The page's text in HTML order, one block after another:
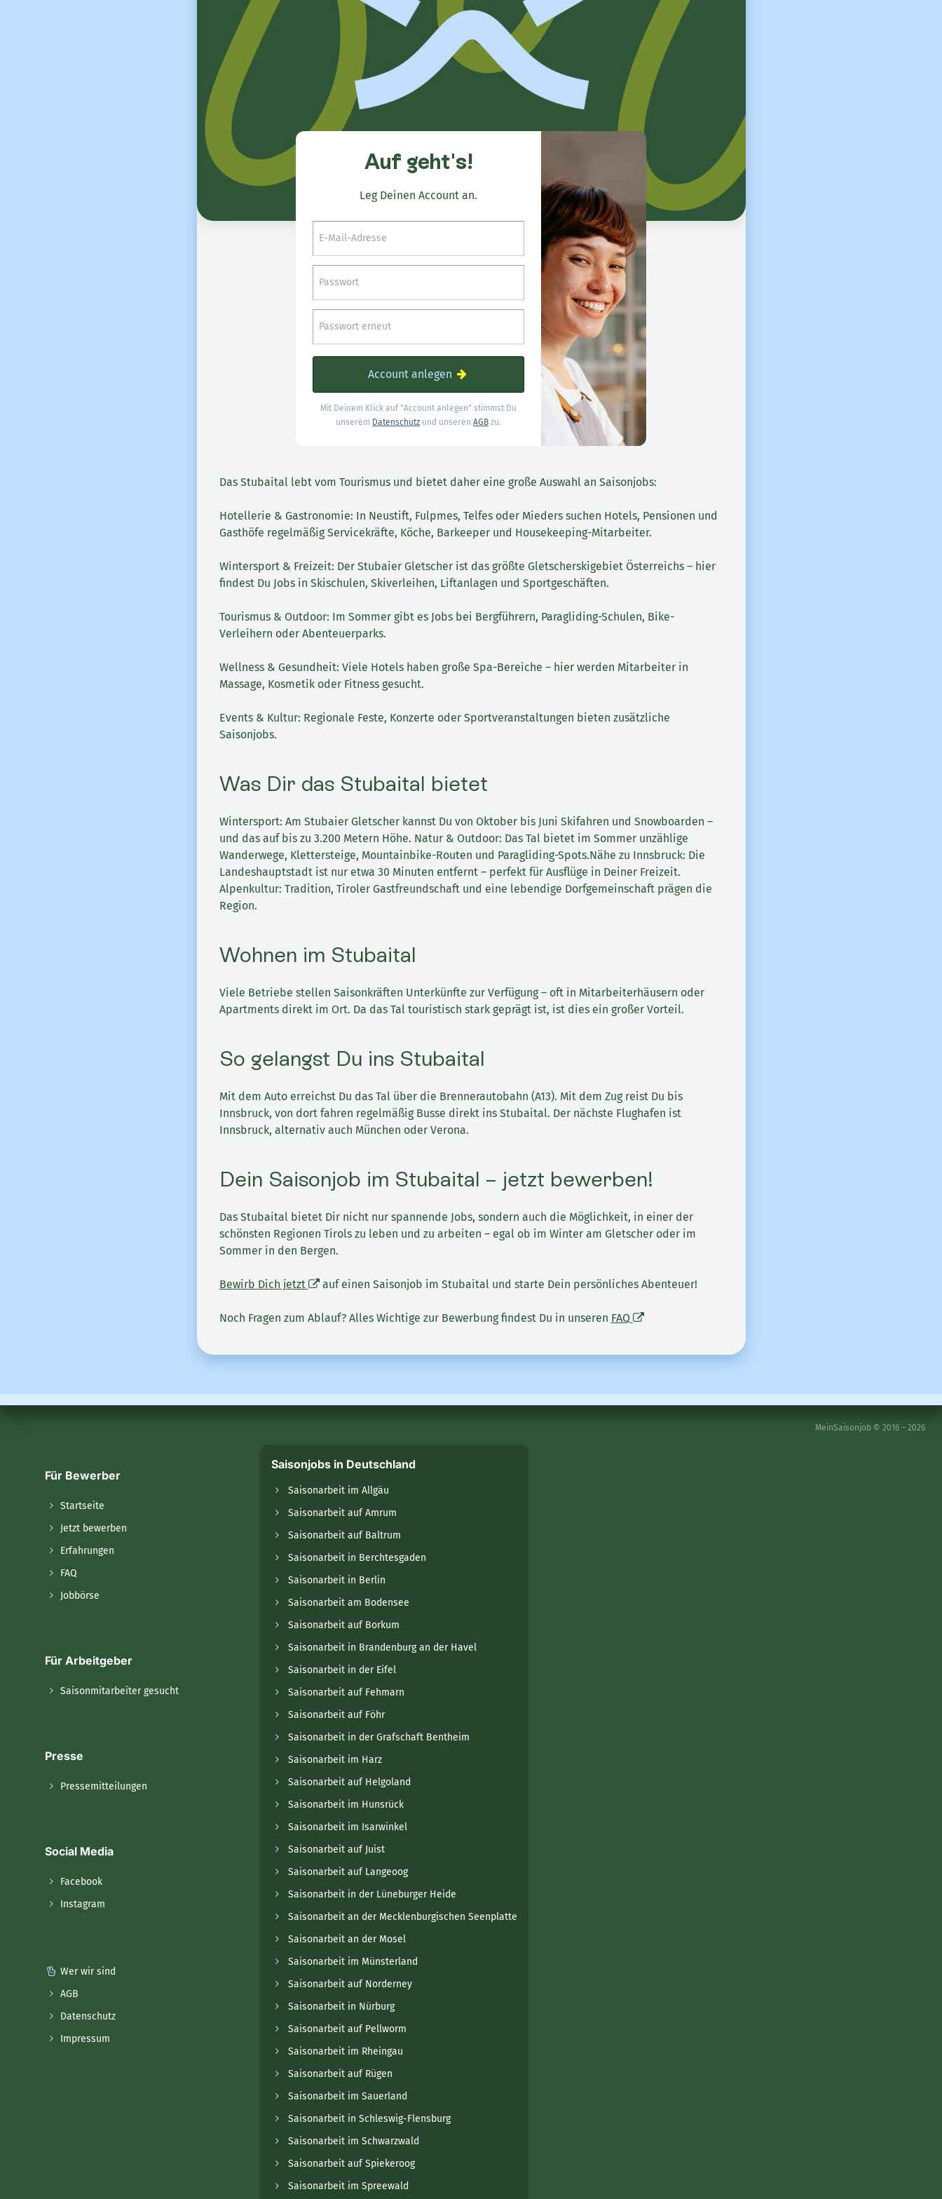
Auf geht's!
Leg Deinen Account an.
E-Mail-Adresse
Passwort
Passwort erneut
Account anlegen
Mit Deinem Klick auf "Account anlegen" stimmst Du
unserem Datenschutz und unseren AGB zu.
Das Stubaital lebt vom Tourismus und bietet daher eine große Auswahl an Saisonjobs:
Hotellerie & Gastronomie: In Neustift, Fulpmes, Telfes oder Mieders suchen Hotels, Pensionen und
Gasthöfe regelmäßig Servicekräfte, Köche, Barkeeper und Housekeeping-Mitarbeiter.
Wintersport & Freizeit: Der Stubaier Gletscher ist das größte Gletscherskigebiet Österreichs – hier
findest Du Jobs in Skischulen, Skiverleihen, Liftanlagen und Sportgeschäften.
Tourismus & Outdoor: Im Sommer gibt es Jobs bei Bergführern, Paragliding-Schulen, Bike-
Verleihern oder Abenteuerparks.
Wellness & Gesundheit: Viele Hotels haben große Spa-Bereiche – hier werden Mitarbeiter in
Massage, Kosmetik oder Fitness gesucht.
Events & Kultur: Regionale Feste, Konzerte oder Sportveranstaltungen bieten zusätzliche
Saisonjobs.
Was Dir das Stubaital bietet
Wintersport: Am Stubaier Gletscher kannst Du von Oktober bis Juni Skifahren und Snowboarden –
und das auf bis zu 3.200 Metern Höhe. Natur & Outdoor: Das Tal bietet im Sommer unzählige
Wanderwege, Klettersteige, Mountainbike-Routen und Paragliding-Spots.Nähe zu Innsbruck: Die
Landeshauptstadt ist nur etwa 30 Minuten entfernt – perfekt für Ausflüge in Deiner Freizeit.
Alpenkultur: Tradition, Tiroler Gastfreundschaft und eine lebendige Dorfgemeinschaft prägen die
Region.
Wohnen im Stubaital
Viele Betriebe stellen Saisonkräften Unterkünfte zur Verfügung – oft in Mitarbeiterhäusern oder
Apartments direkt im Ort. Da das Tal touristisch stark geprägt ist, ist dies ein großer Vorteil.
So gelangst Du ins Stubaital
Mit dem Auto erreichst Du das Tal über die Brennerautobahn (A13). Mit dem Zug reist Du bis
Innsbruck, von dort fahren regelmäßig Busse direkt ins Stubaital. Der nächste Flughafen ist
Innsbruck, alternativ auch München oder Verona.
Dein Saisonjob im Stubaital – jetzt bewerben!
Das Stubaital bietet Dir nicht nur spannende Jobs, sondern auch die Möglichkeit, in einer der
schönsten Regionen Tirols zu leben und zu arbeiten – egal ob im Winter am Gletscher oder im
Sommer in den Bergen.
Bewirb Dich jetzt auf einen Saisonjob im Stubaital und starte Dein persönliches Abenteuer!
Noch Fragen zum Ablauf? Alles Wichtige zur Bewerbung findest Du in unseren FAQ
MeinSaisonjob © 2016 – 2026
Für Bewerber
Startseite
Jetzt bewerben
Erfahrungen
FAQ
Jobbörse
Für Arbeitgeber
Saisonmitarbeiter gesucht
Presse
Pressemitteilungen
Social Media
Facebook
Instagram
Wer wir sind
AGB
Datenschutz
Impressum
Saisonjobs in Deutschland
Saisonarbeit im Allgäu
Saisonarbeit auf Amrum
Saisonarbeit auf Baltrum
Saisonarbeit in Berchtesgaden
Saisonarbeit in Berlin
Saisonarbeit am Bodensee
Saisonarbeit auf Borkum
Saisonarbeit in Brandenburg an der Havel
Saisonarbeit in der Eifel
Saisonarbeit auf Fehmarn
Saisonarbeit auf Föhr
Saisonarbeit in der Grafschaft Bentheim
Saisonarbeit im Harz
Saisonarbeit auf Helgoland
Saisonarbeit im Hunsrück
Saisonarbeit im Isarwinkel
Saisonarbeit auf Juist
Saisonarbeit auf Langeoog
Saisonarbeit in der Lüneburger Heide
Saisonarbeit an der Mecklenburgischen Seenplatte
Saisonarbeit an der Mosel
Saisonarbeit im Münsterland
Saisonarbeit auf Norderney
Saisonarbeit in Nürburg
Saisonarbeit auf Pellworm
Saisonarbeit im Rheingau
Saisonarbeit auf Rügen
Saisonarbeit im Sauerland
Saisonarbeit in Schleswig-Flensburg
Saisonarbeit im Schwarzwald
Saisonarbeit auf Spiekeroog
Saisonarbeit im Spreewald